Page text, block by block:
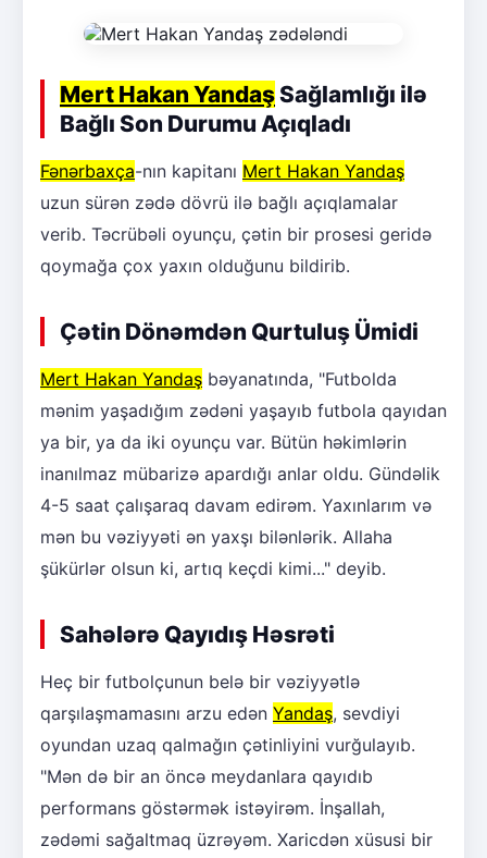
Mert Hakan YandaşSağlamlığı ilə
Bağlı Son Durumu Açıqladı
Fənərbaxça-nın kapitanı Mert Hakan Yandaş
uzun sürən zədə dövrü ilə bağlı açıqlamalar
verib. Təcrübəli oyunçu, çətin bir prosesi geridə
qoymağa çox yaxın olduğunu bildirib.
Çətin Dönəmdən Qurtuluş Ümidi
Mert Hakan Yandaş bəyanatında, "Futbolda
mənim yaşadığım zədəni yaşayıb futbola qayıdan
ya bir, ya da iki oyunçu var. Bütün həkimlərin
inanılmaz mübarizə apardığı anlar oldu. Gündəlik
4-5 saat çalışaraq davam edirəm. Yaxınlarım və
mən bu vəziyyəti ən yaxşı bilənlərik. Allaha
şükürlər olsun ki, artıq keçdi kimi..." deyib.
Sahələrə Qayıdış Həsrəti
Heç bir futbolçunun belə bir vəziyyətlə
qarşılaşmamasını arzu edən Yandaş, sevdiyi
oyundan uzaq qalmağın çətinliyini vurğulayıb.
"Mən də bir an öncə meydanlara qayıdıb
performans göstərmək istəyirəm. İnşallah,
zədəmi sağaltmaq üzrəyəm. Xaricdən xüsusi bir